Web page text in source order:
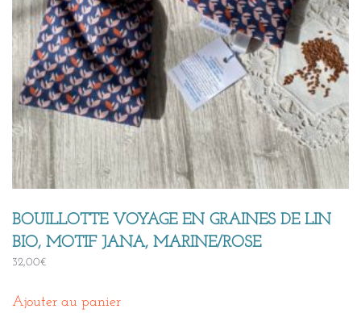
BOUILLOTTE VOYAGE EN GRAINES DE LIN
BIO, MOTIF JANA, MARINE/ROSE
32,00€
Ajouter au panier